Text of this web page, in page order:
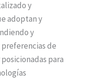
y
adoptan y
y
de
para